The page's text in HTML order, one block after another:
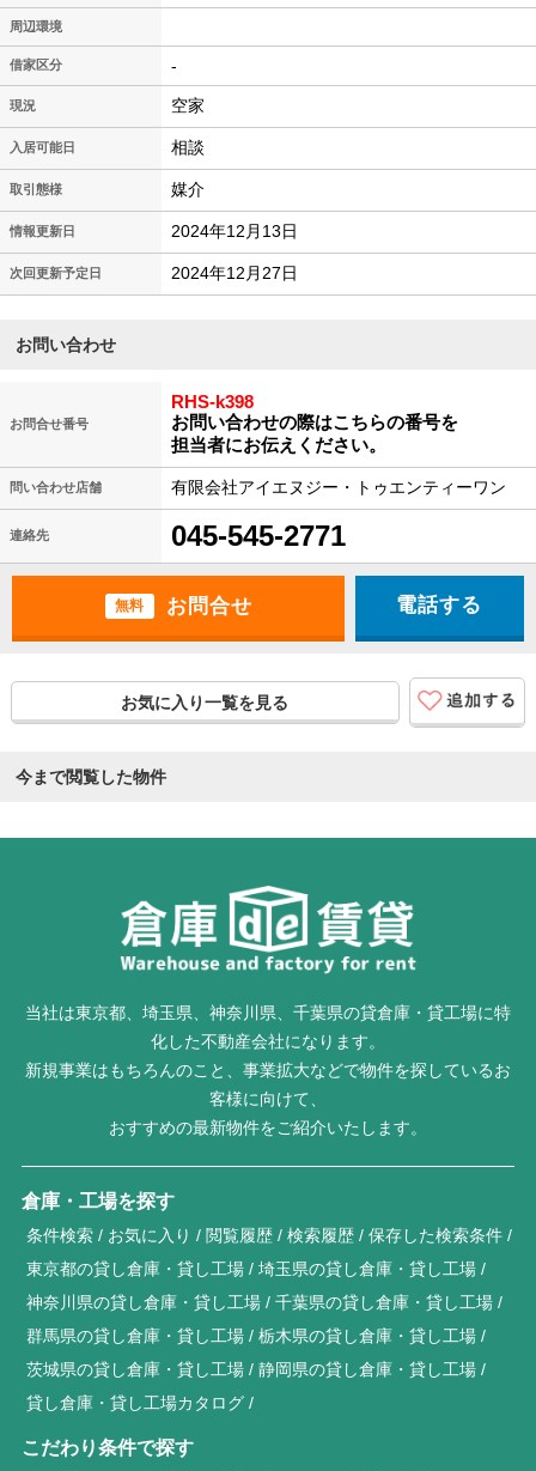
周辺環境
借家区分 -
現況 空家
入居可能日 相談
取引態様 媒介
情報更新日 2024年12月13日
次回更新予定日 2024年12月27日
お問い合わせ
お問合せ番号
RHS-k398
お問い合わせの際はこちらの番号を
担当者にお伝えください。
問い合わせ店舗 有限会社アイエヌジー・トゥエンティーワン
連絡先 045-545-2771
無料 電話する
お気に入り一覧を見る
今まで閲覧した物件
当社は東京都、埼玉県、神奈川県、千葉県の貸倉庫・貸工場に特
化した不動産会社になります。
新規事業はもちろんのこと、事業拡大などで物件を探しているお
客様に向けて、
おすすめの最新物件をご紹介いたします。
倉庫・工場を探す
条件検索 お気に入り 閲覧履歴 検索履歴
保存した検索条件
東京都の貸し倉庫・貸し工場
埼玉県の貸し倉庫・貸し工場
神奈川県の貸し倉庫・貸し工場
千葉県の貸し倉庫・貸し工場
群馬県の貸し倉庫・貸し工場
栃木県の貸し倉庫・貸し工場
茨城県の貸し倉庫・貸し工場
静岡県の貸し倉庫・貸し工場
貸し倉庫・貸し工場カタログ
こだわり条件で探す